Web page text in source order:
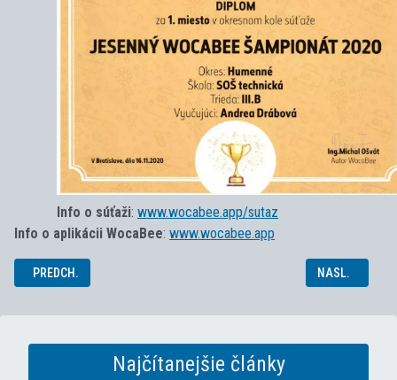
Info o súťaži: www.wocabee.app/sutaz
Info o aplikácii WocaBee: www.wocabee.app
PREDCHÁDZAJÚCI ČLÁNOK: ADAM V SÚŤAŽI MLADÝ ELEKTRONIK 2020
PREDCH. NASLEDUJÚCI
NASL.
Najčítanejšie články